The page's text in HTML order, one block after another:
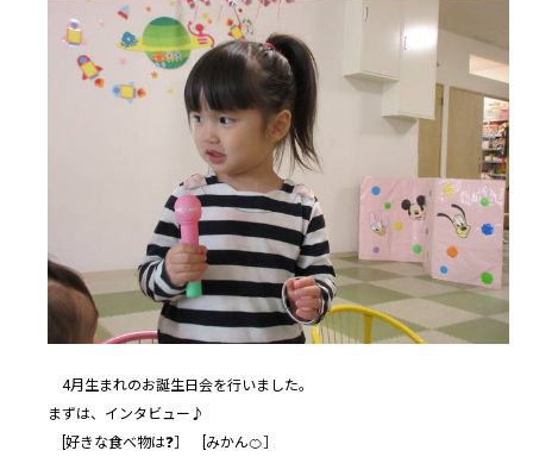
4月生まれのお誕生日会を行いました。
まずは、インタビュー♪
[好きな食べ物は❓️］ [みかん🍊］